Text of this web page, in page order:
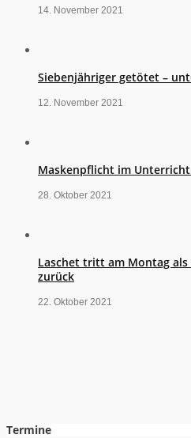
14. November 2021
Siebenjähriger getötet –
12. November 2021
Maskenpflicht im
28. Oktober 2021
Laschet tritt am Montag
zurück
22. Oktober 2021
Termine